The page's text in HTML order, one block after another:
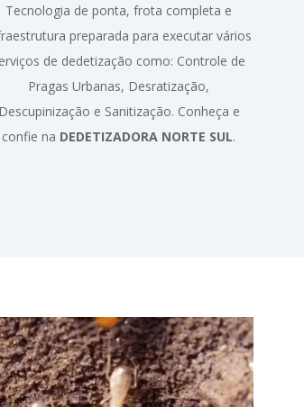
Tecnologia de ponta, frota completa e
preparada para executar vários
de dedetização como: Controle de
Pragas Urbanas, Desratização,
Descupinização e Sanitização. Conheça e
confie na DEDETIZADORA NORTE SUL.